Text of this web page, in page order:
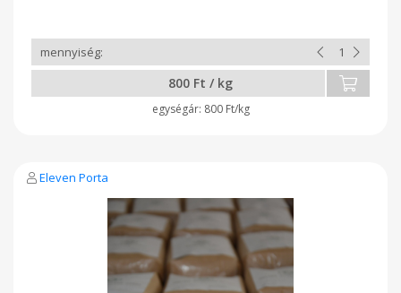
800 Ft / kg
800 Ft/kg
Eleven Porta